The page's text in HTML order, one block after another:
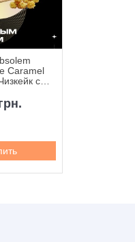
Caramel
с
100 грамм